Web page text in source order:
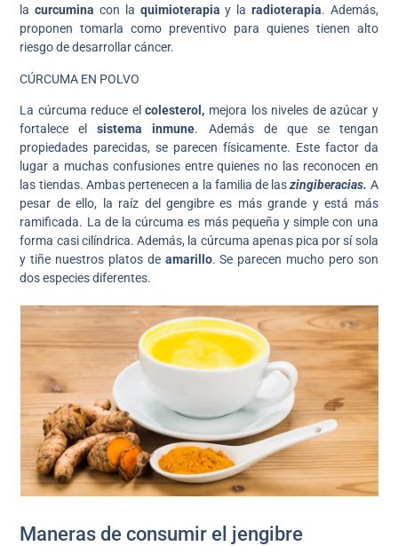
lacurcumina con la quimioterapia y la radioterapia. Además,
proponen tomarla como preventivo para quienes tienen alto
riesgo de desarrollar cáncer.
CÚRCUMA EN POLVO
La cúrcuma reduce elcolesterol, mejora los niveles de azúcar y
fortalece elsistema inmune. Además de que se tengan
propiedades parecidas, se parecen físicamente. Este factor da
lugar a muchas confusiones entre quienes no las reconocen en
las tiendas. Ambas pertenecen a la familia de laszingiberacias. A
pesar de ello, la raíz del gengibre es más grande y está más
ramificada. La de la cúrcuma es más pequeña y simple con una
forma casi cilíndrica. Además, la cúrcuma apenas pica por sí sola
y tiñe nuestros platos de amarillo. Se parecen mucho pero son
dos especies diferentes.
Maneras de consumir el jengibre